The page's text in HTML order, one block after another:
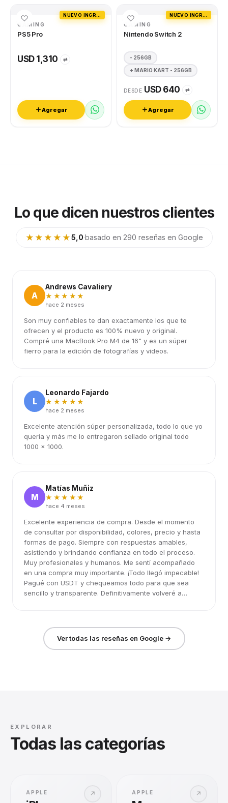
GAMING
PS5 Pro
USD 1,310 ⇄
Agregar
GAMING
Nintendo Switch 2
- 256GB
+ MARIO KART - 256GB
DESDE USD 640 ⇄
Agregar
Lo que dicen nuestros clientes
★★★★★5,0·basado en 290 reseñas en Google
A
Andrews Cavaliery
★★★★★
hace 2 meses
Son muy confiables te dan exactamente los que te
ofrecen y el producto es 100% nuevo y original.
Compré una MacBook Pro M4 de 16" y es un súper
fierro para la edición de fotografías y videos.
L
Leonardo Fajardo
★★★★★
hace 2 meses
Excelente atención súper personalizada, todo lo que yo
quería y más me lo entregaron sellado original todo
1000 x 1000.
M
Matías Muñiz
★★★★★
hace 4 meses
Excelente experiencia de compra. Desde el momento
de consultar por disponibilidad, colores, precio y hasta
formas de pago. Siempre con respuestas amables,
asistiendo y brindando confianza en todo el proceso.
Muy profesionales y humanos. Me sentí acompañado
en una compra muy importante. ¡Todo llegó impecable!
Pagué con USDT y chequeamos todo para que sea
sencillo y transparente. Definitivamente volveré a
Ver todas las reseñas en Google →
EXPLORAR
Todas las categorías
↗
APPLE ↗
APPLE